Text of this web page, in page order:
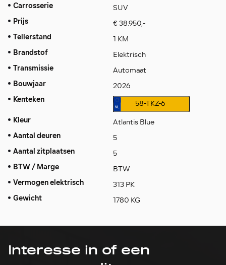
Carrosserie SUV
Prijs € 38.950,-
Tellerstand 1 KM
Brandstof Elektrisch
Transmissie Automaat
Bouwjaar 2026
Kenteken 58-TKZ-6
Kleur Atlantis Blue
Aantal deuren 5
Aantal zitplaatsen 5
BTW / Marge BTW
Vermogen elektrisch 313 PK
Gewicht 1780 KG
Interesse in of een